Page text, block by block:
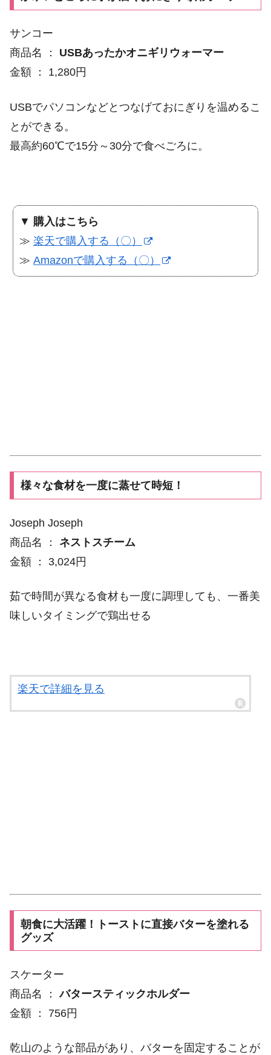
サンコー
商品名 ： USBあったかオニギリウォーマー
金額 ： 1,280円
USBでパソコンなどとつなげておにぎりを温めるこ
とができる。
最高約60℃で15分～30分で食べごろに。
▼ 購入はこちら
≫ 楽天で購入する（〇）
≫ Amazonで購入する（〇）
様々な食材を一度に蒸せて時短！
Joseph Joseph
商品名 ： ネストスチーム
金額 ： 3,024円
茹で時間が異なる食材も一度に調理しても、一番美
味しいタイミングで鶏出せる
楽天で詳細を見る
朝食に大活躍！トーストに直接バターを塗れる
グッズ
スケーター
商品名 ：バタースティックホルダー
金額 ： 756円
乾山のような部品があり、バターを固定することが